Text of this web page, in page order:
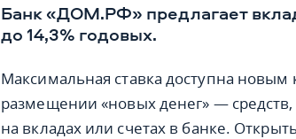
Банк «ДОМ.РФ» предлагает
до 14,3% годовых.
Максимальная ставка доступна новым
размещении «новых денег» —
на вкладах или счетах в банке.